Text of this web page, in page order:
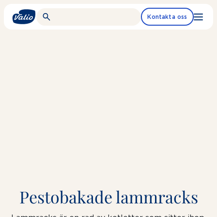
Kontakta oss
Pestobakade lammracks